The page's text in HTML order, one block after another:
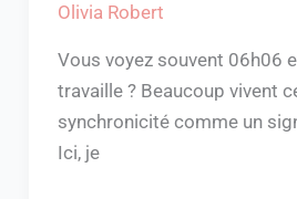
Olivia Robert
Vous voyez souvent 06h06
travaille ? Beaucoup vivent
synchronicité comme un
Ici, je